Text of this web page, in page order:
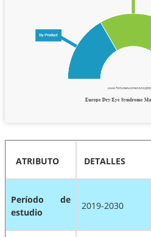
ATRIBUTO DETALLES
Período de
estudio
2019-2030